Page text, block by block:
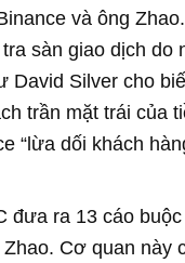
và ông
sàn giao dịch do
David Silver cho
trần mặt trái của
“lừa dối khách
đưa ra 13 cáo
Cơ quan này